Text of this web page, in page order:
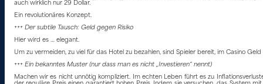
auch wirklich nur 29 Dollar.
Ein revolutionäres Konzept.
+++ Der subtile Tausch: Geld gegen Risiko
Hier wird es … elegant.
Um zu vermeiden, zu viel für das Hotel zu bezahlen, sind Spieler bereit, im Casino
+++ Ein bekanntes Muster (nur dass man es nicht „Investieren“ nennt)
Machen wir es nicht unnötig kompliziert. Im echten Leben führt es zu